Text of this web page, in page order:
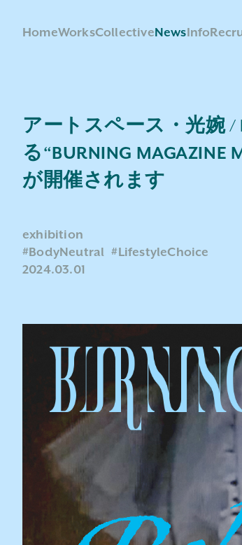
HomeWorksCollectiveNewsInfo
アートスペース・光婉
る“BURNING
が開催されます
exhibition
#BodyNeutral #LifestyleChoice
2024.03.01